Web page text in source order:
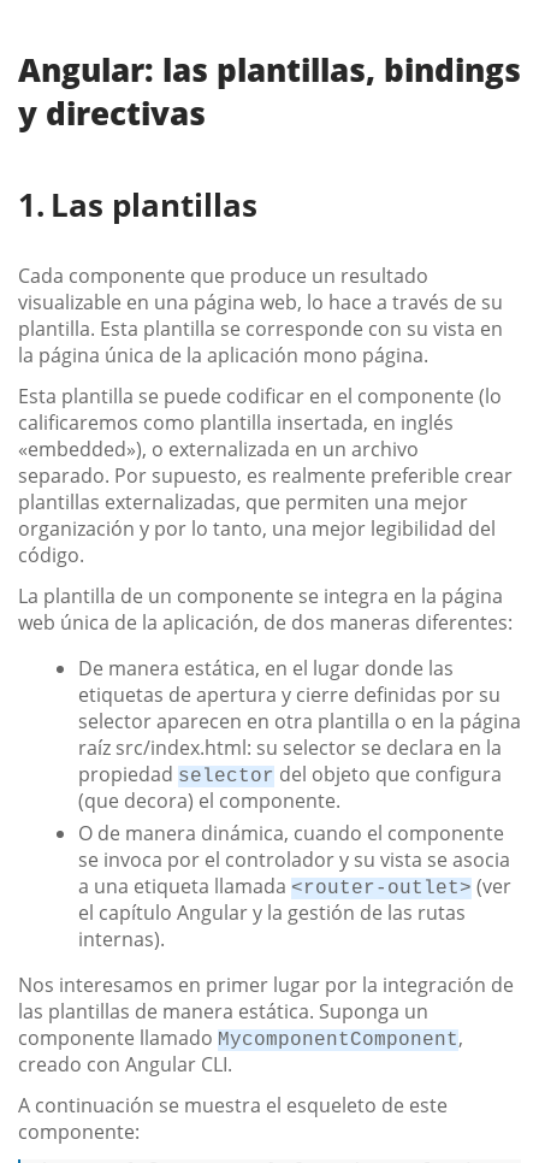
Angular: las plantillas, bindings
y directivas
Las plantillas
Cada componente que produce un resultado
visualizable en una página web, lo hace a través de su
plantilla. Esta plantilla se corresponde con su vista en
la página única de la aplicación mono página.
Esta plantilla se puede codificar en el componente (lo
calificaremos como plantilla insertada, en inglés
«embedded»), o externalizada en un archivo
separado. Por supuesto, es realmente preferible crear
plantillas externalizadas, que permiten una mejor
organización y por lo tanto, una mejor legibilidad del
código.
La plantilla de un componente se integra en la página
web única de la aplicación, de dos maneras diferentes:
De manera estática, en el lugar donde las
etiquetas de apertura y cierre definidas por su
selector aparecen en otra plantilla o en la página
raíz src/index.html: su selector se declara en la
propiedad selector del objeto que configura
(que decora) el componente.
O de manera dinámica, cuando el componente
se invoca por el controlador y su vista se asocia
a una etiqueta llamada <router-outlet> (ver
el capítulo Angular y la gestión de las rutas
internas).
Nos interesamos en primer lugar por la integración de
las plantillas de manera estática. Suponga un
componente llamado MycomponentComponent,
creado con Angular CLI.
A continuación se muestra el esqueleto de este
componente: